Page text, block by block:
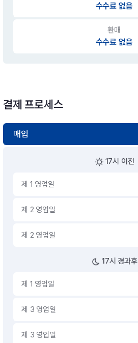
수수료 없음
환매
수수료 없음
결제 프로세스
매입
17시 이전
제 1 영업일
제 2 영업일
제 2 영업일
17시 경과후
제 1 영업일
제 3 영업일
제 3 영업일